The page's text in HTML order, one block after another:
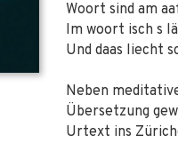
Woort sind am
Im woort isch s
Und daas liecht
Neben
Übersetzung
Urtext ins